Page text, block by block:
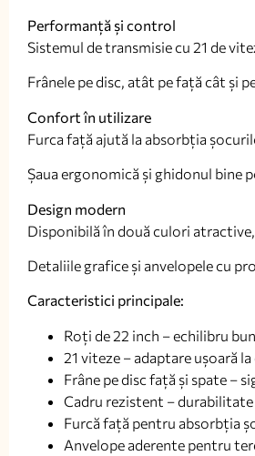
Performanță și control
Sistemul de transmisie cu 21 de
Frânele pe disc, atât pe față cât și
Confort în utilizare
Furca față ajută la absorbția
Șaua ergonomică și ghidonul
Design modern
Disponibilă în două culori
Detaliile grafice și anvelopele cu
Caracteristici principale:
Roți de 22 inch – echilibru
21 viteze – adaptare ușoară
Frâne pe disc față și spate –
Cadru rezistent –
Furcă față pentru absorbția
Anvelope aderente pentru